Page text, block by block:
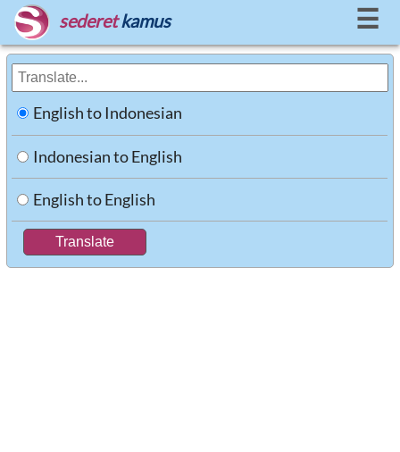
sederet kamus ☰
English to Indonesian
Indonesian to English
English to English